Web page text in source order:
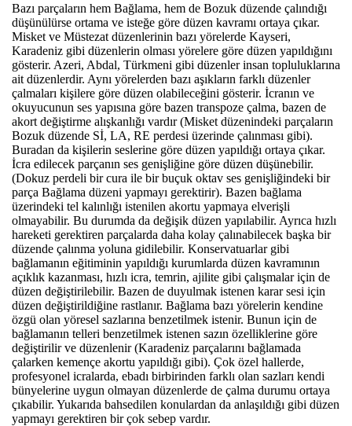
Bazı parçaların hem Bağlama, hem de Bozuk düzende çalındığı
düşünülürse ortama ve isteğe göre düzen kavramı ortaya çıkar.
Misket ve Müstezat düzenlerinin bazı yörelerde Kayseri,
Karadeniz gibi düzenlerin olması yörelere göre düzen yapıldığını
gösterir. Azeri, Abdal, Türkmeni gibi düzenler insan topluluklarına
ait düzenlerdir. Aynı yörelerden bazı aşıkların farklı düzenler
çalmaları kişilere göre düzen olabileceğini gösterir. İcranın ve
okuyucunun ses yapısına göre bazen transpoze çalma, bazen de
akort değiştirme alışkanlığı vardır (Misket düzenindeki parçaların
Bozuk düzende Sİ, LA, RE perdesi üzerinde çalınması gibi).
Buradan da kişilerin seslerine göre düzen yapıldığı ortaya çıkar.
İcra edilecek parçanın ses genişliğine göre düzen düşünebilir.
(Dokuz perdeli bir cura ile bir buçuk oktav ses genişliğindeki bir
parça Bağlama düzeni yapmayı gerektirir). Bazen bağlama
üzerindeki tel kalınlığı istenilen akortu yapmaya elverişli
olmayabilir. Bu durumda da değişik düzen yapılabilir. Ayrıca hızlı
hareketi gerektiren parçalarda daha kolay çalınabilecek başka bir
düzende çalınma yoluna gidilebilir. Konservatuarlar gibi
bağlamanın eğitiminin yapıldığı kurumlarda düzen kavramının
açıklık kazanması, hızlı icra, temrin, ajilite gibi çalışmalar için de
düzen değiştirilebilir. Bazen de duyulmak istenen karar sesi için
düzen değiştirildiğine rastlanır. Bağlama bazı yörelerin kendine
özgü olan yöresel sazlarına benzetilmek istenir. Bunun için de
bağlamanın telleri benzetilmek istenen sazın özelliklerine göre
değiştirilir ve düzenlenir (Karadeniz parçalarını bağlamada
çalarken kemençe akortu yapıldığı gibi). Çok özel hallerde,
profesyonel icralarda, ebadı birbirinden farklı olan sazları kendi
bünyelerine uygun olmayan düzenlerde de çalma durumu ortaya
çıkabilir. Yukarıda bahsedilen konulardan da anlaşıldığı gibi düzen
yapmayı gerektiren bir çok sebep vardır.